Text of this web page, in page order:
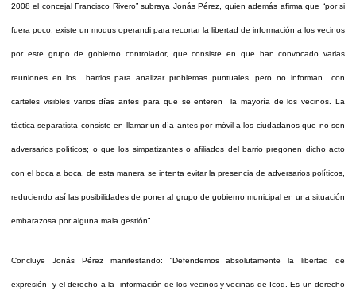
2008 el concejal Francisco Rivero” subraya Jonás Pérez, quien además afirma que “por si
fuera poco, existe un modus operandi para recortar la libertad de información a los vecinos
por este grupo de gobierno controlador, que consiste en que han convocado varias
reuniones en los barrios para analizar problemas puntuales, pero no informan con
carteles visibles varios días antes para que se enteren la mayoría de los vecinos. La
táctica separatista consiste en llamar un día antes por móvil a los ciudadanos que no son
adversarios políticos; o que los simpatizantes o afiliados del barrio pregonen dicho acto
con el boca a boca, de esta manera se intenta evitar la presencia de adversarios políticos,
reduciendo así las posibilidades de poner al grupo de gobierno municipal en una situación
embarazosa por alguna mala gestión”.
Concluye Jonás Pérez manifestando: “Defendemos absolutamente la libertad de
expresión y el derecho a la información de los vecinos y vecinas de Icod. Es un derecho